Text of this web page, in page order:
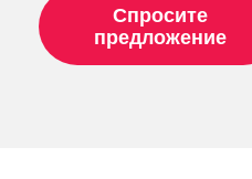
Спросите
предложение